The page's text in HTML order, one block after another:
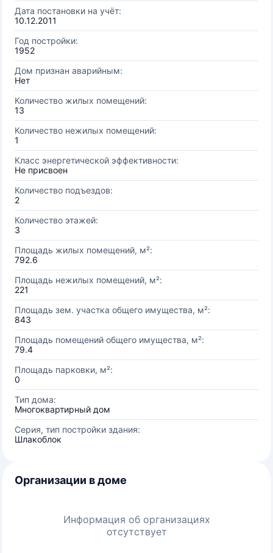
Дата постановки на учёт:
10.12.2011
Год постройки:
1952
Дом признан аварийным:
Нет
Количество жилых помещений:
13
Количество нежилых помещений:
1
Класс энергетической эффективности:
Не присвоен
Количество подъездов:
2
Количество этажей:
3
Площадь жилых помещений, м²:
792.6
Площадь нежилых помещений, м²:
221
Площадь зем. участка общего имущества, м²:
843
Площадь помещений общего имущества, м²:
79.4
Площадь парковки, м²:
0
Тип дома:
Многоквартирный дом
Серия, тип постройки здания:
Шлакоблок
Организации в доме
Информация об организациях
отсутствует